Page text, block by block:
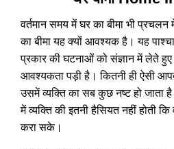
वर्तमान समय में घर का बीमा भी
का बीमा यह क्यों आवश्यक है। यह
प्रकार की घटनाओं को संज्ञान में लेते हुए
आवश्यकता पड़ी है। कितनी ही ऐसी
उसमें व्यक्ति का सब कुछ नष्ट हो जाता
में व्यक्ति की इतनी हैसियत नहीं होती कि
करा सके।